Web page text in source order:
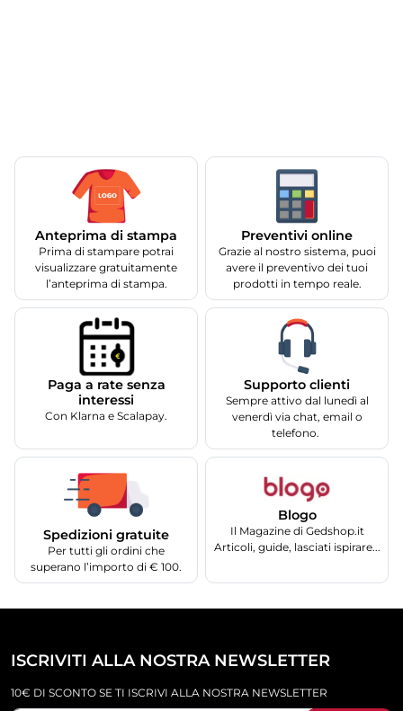
Anteprima di stampa
Prima di stampare potrai
visualizzare gratuitamente
l’anteprima di stampa.
Preventivi online
Grazie al nostro sistema, puoi
avere il preventivo dei tuoi
prodotti in tempo reale.
Paga a rate senza
interessi
Con Klarna e Scalapay.
Supporto clienti
Sempre attivo dal lunedì al
venerdì via chat, email o
telefono.
Spedizioni gratuite
Per tutti gli ordini che
superano l’importo di € 100.
Blogo
Il Magazine di Gedshop.it
Articoli, guide, lasciati ispirare...
ISCRIVITI ALLA NOSTRA NEWSLETTER
10€ DI SCONTO SE TI ISCRIVI ALLA NOSTRA NEWSLETTER